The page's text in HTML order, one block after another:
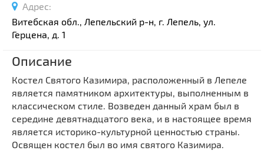
Озера и водоемы
Памятники
Памятники геодезии
Памятники природы
Памятники известным людям
Церкви
Монастыри
Выберите район
Выберите населенный пункт
Адрес:
Витебская обл., Лепельский р-н, г. Лепель, ул.
Герцена, д. 1
Описание
Костел Святого Казимира, расположенный в Лепеле
является памятником архитектуры, выполненным в
классическом стиле. Возведен данный храм был в
середине девятнадцатого века, и в настоящее время
является историко-культурной ценностью страны.
Освящен костел был во имя святого Казимира.